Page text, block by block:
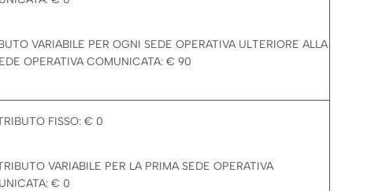
VARIABILE PER OGNI SEDE OPERATIVA ULTERIORE ALLA
OPERATIVA COMUNICATA: € 90
FISSO: € 0
VARIABILE PER LA PRIMA SEDE OPERATIVA
€ 0